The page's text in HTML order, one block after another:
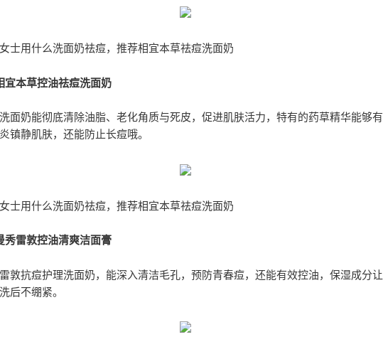
士用什么洗面奶祛痘，推荐相宜本草祛痘洗面奶
宜本草控油祛痘洗面奶
面奶能彻底清除油脂、老化角质与死皮，促进肌肤活力，特有的药草精华能够有
镇静肌肤，还能防止长痘哦。
士用什么洗面奶祛痘，推荐相宜本草祛痘洗面奶
秀雷敦控油清爽洁面膏
敦抗痘护理洗面奶，能深入清洁毛孔，预防青春痘，还能有效控油，保湿成分让
后不绷紧。